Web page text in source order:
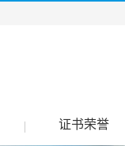
证书荣誉